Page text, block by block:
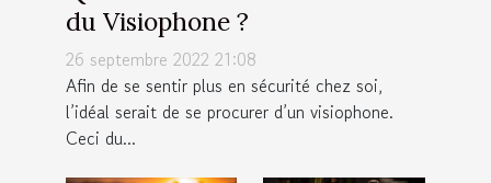
du Visiophone ?
26 septembre 2022 21:08
Afin de se sentir plus en sécurité chez soi,
l’idéal serait de se procurer d’un visiophone.
Ceci du...